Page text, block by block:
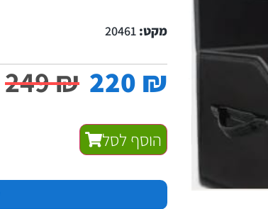
מקט: 20461
249₪ 220 ₪
הוסף לסל